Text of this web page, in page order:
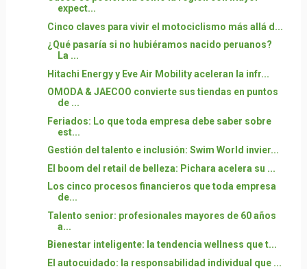
expect...
Cinco claves para vivir el motociclismo más allá d...
¿Qué pasaría si no hubiéramos nacido peruanos?
La ...
Hitachi Energy y Eve Air Mobility aceleran la infr...
OMODA & JAECOO convierte sus tiendas en puntos
de ...
Feriados: Lo que toda empresa debe saber sobre
est...
Gestión del talento e inclusión: Swim World invier...
El boom del retail de belleza: Pichara acelera su ...
Los cinco procesos financieros que toda empresa
de...
Talento senior: profesionales mayores de 60 años
a...
Bienestar inteligente: la tendencia wellness que t...
El autocuidado: la responsabilidad individual que ...